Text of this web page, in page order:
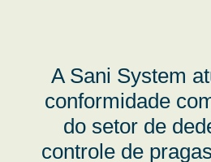
A Sani System
conformidade
do setor de
controle de